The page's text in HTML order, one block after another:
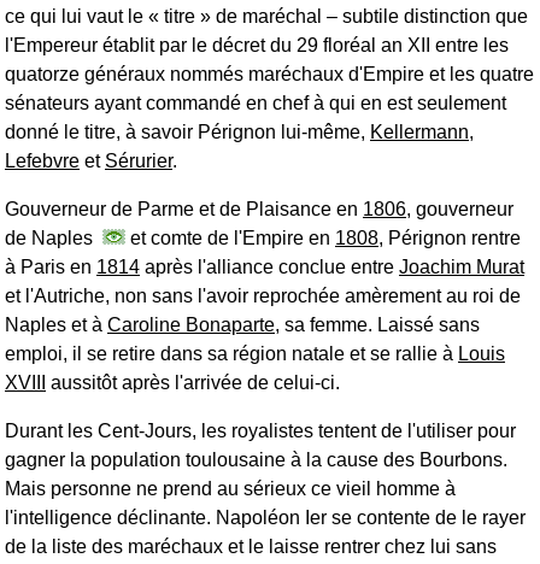
ce qui lui vaut le « titre » de maréchal ‒ subtile distinction que
l'Empereur établit par le décret du 29 floréal an XII entre les
quatorze généraux nommés maréchaux d'Empire et les quatre
sénateurs ayant commandé en chef à qui en est seulement
donné le titre, à savoir Pérignon lui-même, Kellermann,
Lefebvre et Sérurier.
Gouverneur de Parme et de Plaisance en 1806, gouverneur
de Naples
et comte de l'Empire en 1808, Pérignon rentre
à Paris en 1814 après l'alliance conclue entre Joachim Murat
et l'Autriche, non sans l'avoir reprochée amèrement au roi de
Naples et à Caroline Bonaparte, sa femme. Laissé sans
emploi, il se retire dans sa région natale et se rallie à Louis
XVIII
aussitôt après l'arrivée de celui-ci.
Durant les Cent-Jours, les royalistes tentent de l'utiliser pour
gagner la population toulousaine à la cause des Bourbons.
Mais personne ne prend au sérieux ce vieil homme à
l'intelligence déclinante. Napoléon Ier se contente de le rayer
de la liste des maréchaux et le laisse rentrer chez lui sans